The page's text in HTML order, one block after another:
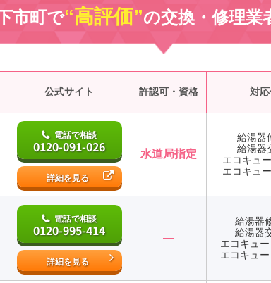
市町で“高評価”の交換・修理業
公式サイト 許認可・資格 対
電話で相談
0120-091-026
詳細を見る
水道局指定
給湯器
給湯器
エコキュ
エコキュ
電話で相談
0120-995-414
詳細を見る
―
給湯器
給湯器
エコキュ
エコキュ